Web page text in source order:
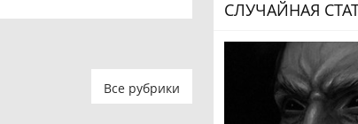
Все рубрики
СЛУЧАЙНАЯ